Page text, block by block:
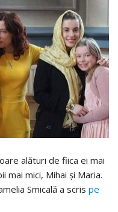
alături de fiica ei mai
mai mici, Mihai și Maria.
Smicală a scris pe